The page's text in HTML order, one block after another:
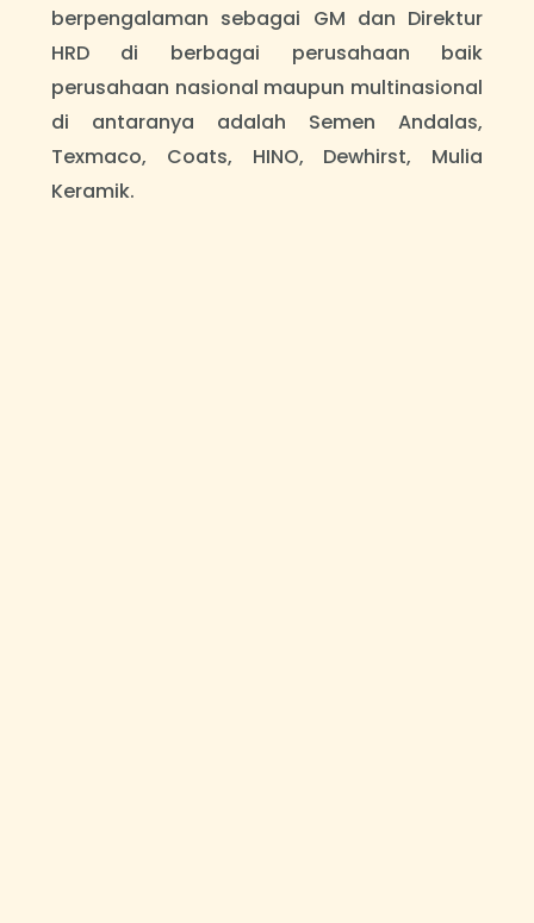
berpengalaman sebagai GM dan Direktur
HRD di berbagai perusahaan baik
perusahaan nasional maupun multinasional
di antaranya adalah Semen Andalas,
Texmaco, Coats, HINO, Dewhirst, Mulia
Keramik.